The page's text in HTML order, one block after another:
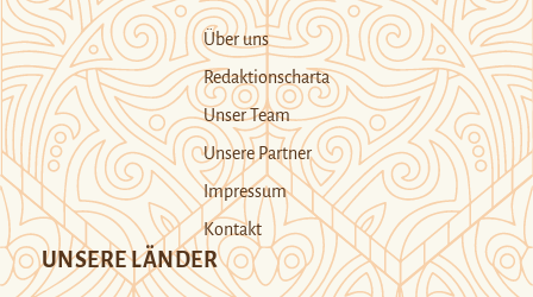
Über uns
Redaktionscharta
Unser Team
Unsere Partner
Impressum
Kontakt
UNSERE LÄNDER